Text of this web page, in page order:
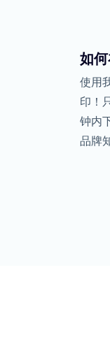
如
使用
印！
钟内
品牌